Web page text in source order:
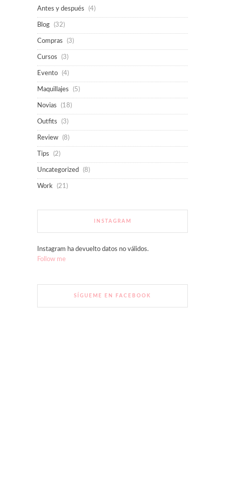
Antes y después (4)
Blog (32)
Compras (3)
Cursos (3)
Evento (4)
Maquillajes (5)
Novias (18)
Outfits (3)
Review (8)
Tips (2)
Uncategorized (8)
Work (21)
INSTAGRAM
Instagram ha devuelto datos no válidos.
Follow me
SÍGUEME EN FACEBOOK